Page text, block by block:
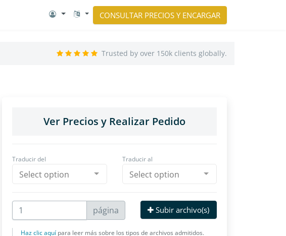
CONSULTAR PRECIOS Y ENCARGAR
Trusted by over 150k clients globally.